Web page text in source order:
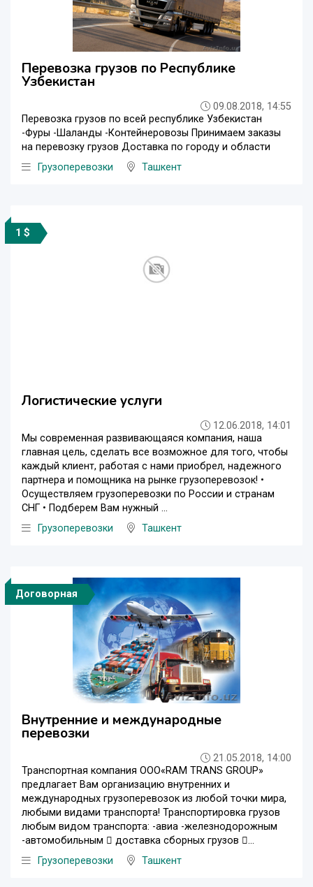
Перевозка грузов по Республике
Узбекистан
09.08.2018, 14:55
Перевозка грузов по всей республике Узбекистан
-Фуры -Шаланды -Контейнеровозы Принимаем заказы
на перевозку грузов Доставка по городу и области
Грузоперевозки
Ташкент
1 $
Логистические услуги
12.06.2018, 14:01
Мы современная развивающаяся компания, наша
главная цель, сделать все возможное для того, чтобы
каждый клиент, работая с нами приобрел, надежного
партнера и помощника на рынке грузоперевозок! •
Осуществляем грузоперевозки по России и странам
СНГ • Подберем Вам нужный ...
Грузоперевозки
Ташкент
Договорная
Внутренние и международные
перевозки
21.05.2018, 14:00
Транспортная компания OOO«RAM TRANS GROUP»
предлагает Вам организацию внутренних и
международных грузоперевозок из любой точки мира,
любыми видами транспорта! Транспортировка грузов
любым видом транспорта: -авиа -железнодорожным
-автомобильным  доставка сборных грузов ...
Грузоперевозки
Ташкент